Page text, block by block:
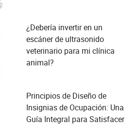
¿Debería invertir en un
escáner de ultrasonido
veterinario para mi clínica
animal?
Principios de Diseño de
Insignias de Ocupación: Una
Guía Integral para Satisfacer